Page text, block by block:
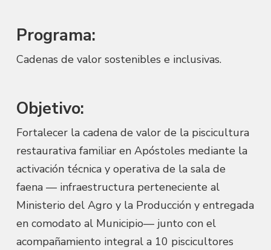
Programa:
Cadenas de valor sostenibles e inclusivas.
Objetivo:
Fortalecer la cadena de valor de la piscicultura
restaurativa familiar en Apóstoles mediante la
activación técnica y operativa de la sala de
faena — infraestructura perteneciente al
Ministerio del Agro y la Producción y entregada
en comodato al Municipio— junto con el
acompañamiento integral a 10 piscicultores